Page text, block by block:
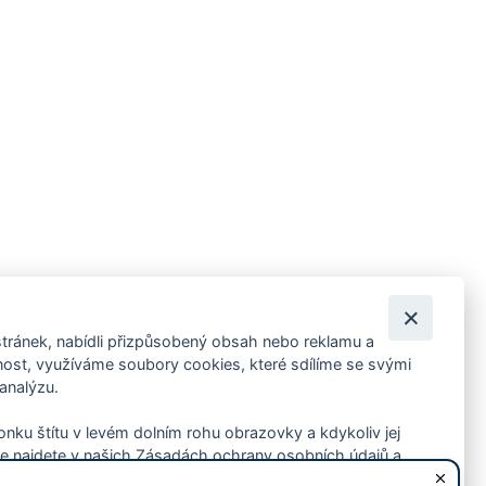
pozvánky na kulturní a sportovní akce?
nabídli přizpůsobený obsah nebo reklamu a
využíváme soubory cookies, které sdílíme se svými
štítu v levém dolním rohu obrazovky a kdykoliv jej
najdete v našich Zásadách ochrany osobních údajů a